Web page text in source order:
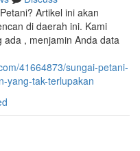
Artikel ini akan
di daerah ini. Kami
, menjamin Anda data
41664873/sungai-petani-
yang-tak-terlupakan